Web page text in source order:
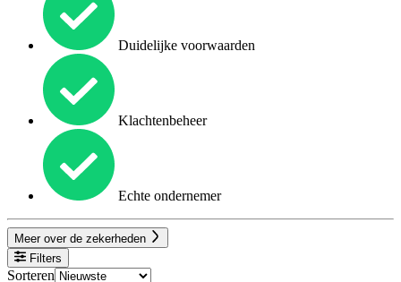
Duidelijke voorwaarden
Klachtenbeheer
Echte ondernemer
Meer over de zekerheden
Filters
Sorteren